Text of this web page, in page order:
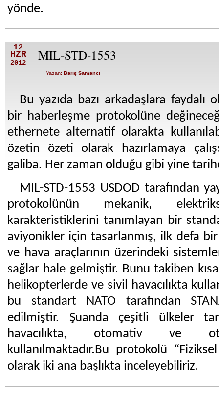
yönde.
12
HZR
2012 MIL-STD-1553
Yazan: Barış Samancı
Bu yazıda bazı arkadaşlara faydalı
bir haberleşme protokolüne
ethernete alternatif olarakta
özetin özeti olarak hazırlamaya
galiba. Her zaman olduğu gibi yine
MIL-STD-1553 USDOD tarafından
protokolünün mekanik,
karakteristiklerini tanımlayan bir
aviyonikler için tasarlanmış, ilk defa
ve hava araçlarının üzerindeki
sağlar hale gelmiştir. Bunu takiben
helikopterlerde ve sivil havacılıkta
bu standart NATO tarafından
edilmiştir. Şuanda çeşitli ülkeler
havacılıkta, otomativ ve
kullanılmaktadır.Bu protokolü
olarak iki ana başlıkta inceleyebiliriz.